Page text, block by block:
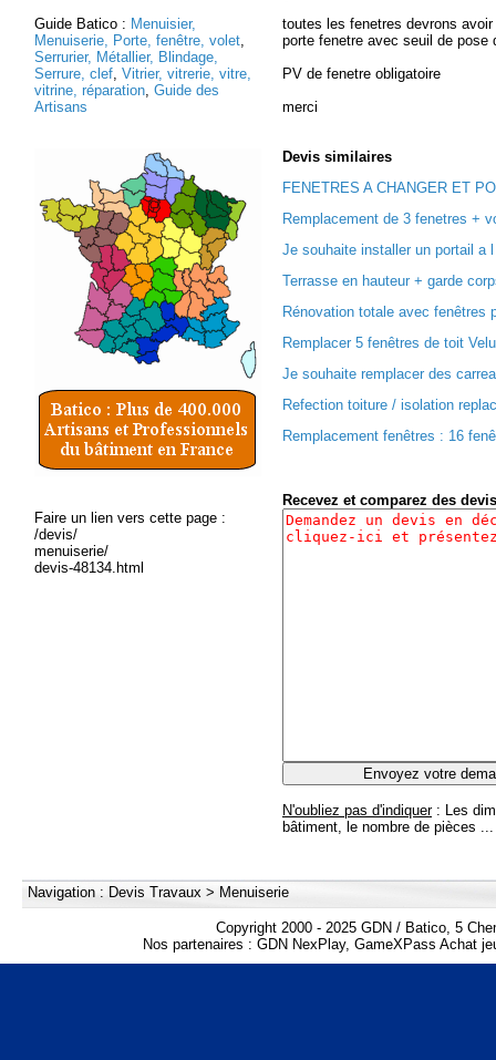
Guide Batico : Menuisier,
Menuiserie, Porte, fenêtre, volet,
Serrurier, Métallier, Blindage,
Serrure, clef, Vitrier, vitrerie, vitre,
vitrine, réparation, Guide des
Artisans
Faire un lien vers cette page :
/devis/
menuiserie/
devis-48134.html
toutes les fenetres devrons
porte fenetre avec seuil de pose
PV de fenetre obligatoire
merci
Devis similaires
FENETRES A CHANGER ET
Remplacement de 3 fenetres +
Je souhaite installer un portail a
Terrasse en hauteur + garde
Rénovation totale avec fenêtres
Remplacer 5 fenêtres de toit
Je souhaite remplacer des
Refection toiture / isolation
Remplacement fenêtres : 16
Recevez et comparez des
N'oubliez pas d'indiquer: Les
bâtiment, le nombre de pièces ...
Navigation : Devis Travaux > Menuiserie
Copyright 2000 - 2025 GDN / Batico, 5
Nos partenaires : GDN NexPlay, GameXPass Achat